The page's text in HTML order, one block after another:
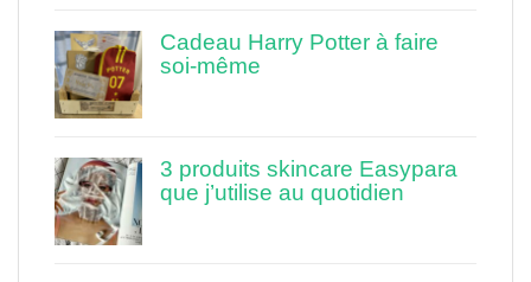
Cadeau Harry Potter à faire
soi-même
3 produits skincare Easypara
que j’utilise au quotidien